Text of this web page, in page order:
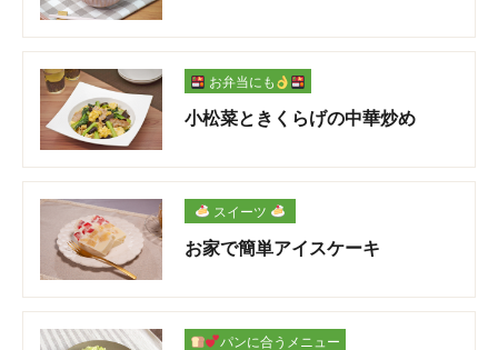
お弁当にも
小松菜ときくらげの中華炒め
スイーツ
お家で簡単アイスケーキ
パンに合うメニュー